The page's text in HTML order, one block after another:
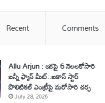
Recent Comments
Allu Arjun : ఇకపై 6 నెలలకోసారి
బన్నీ ఫ్యాన్ మీట్..ఐకాన్ స్టార్
పొలిటికల్ ఎంట్రీపై మరోసారి చర్చ
July 28, 2026